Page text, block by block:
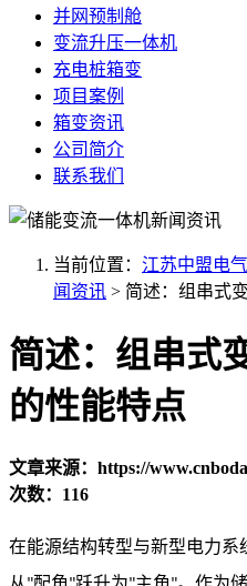
并网预制舱
变流升压一体机
充电桩箱变
项目案例
箱变资讯
公司简介
联系我们
当前位置： 江苏中盟电
闻资讯 > 简述：组串式
简述：组串式
的性能特点
文章来源：https://
次数：116
在能源结构转型与新型电力